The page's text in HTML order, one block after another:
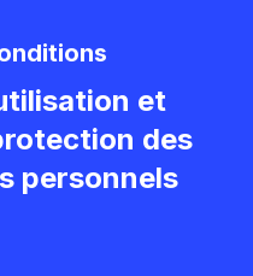
et
des
personnels